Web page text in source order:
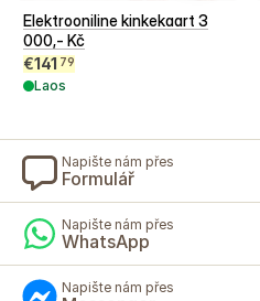
Elektrooniline kinkekaart 3
000,- Kč
€141 79
Laos
Napište nám přes
Formulář
Napište nám přes
WhatsApp
Napište nám přes